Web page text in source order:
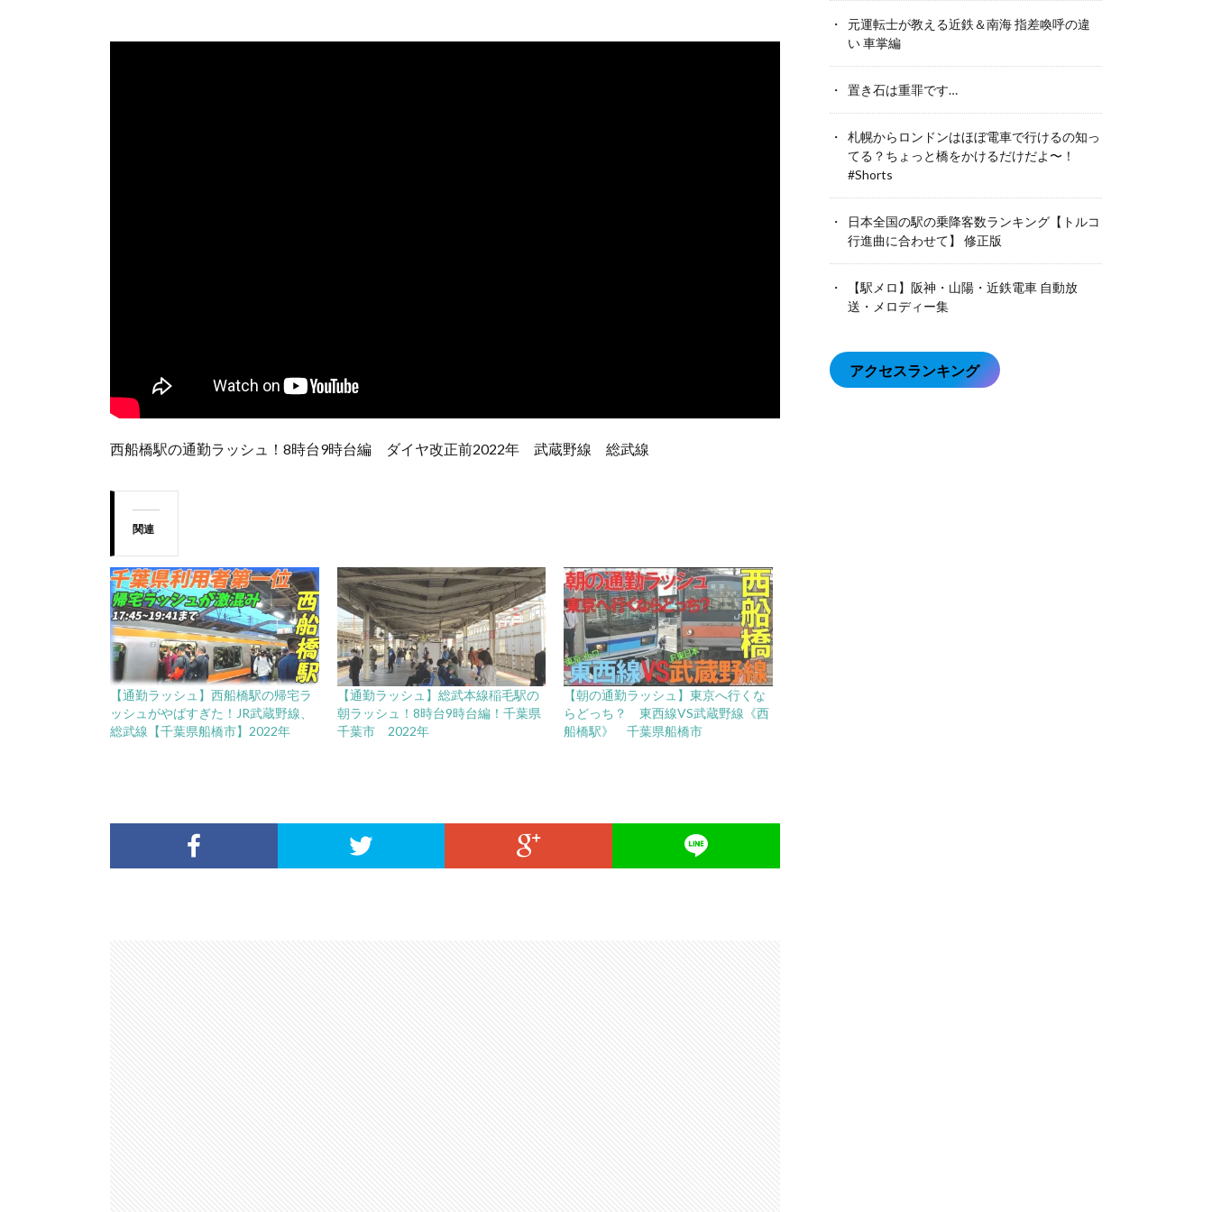
西船橋駅の通勤ラッシュ！8時台9時台編 ダイヤ改正前2022年 武蔵野線 総武線
関連
【通勤ラッシュ】西船橋駅の帰宅ラ
ッシュがやばすぎた！JR武蔵野線、
総武線【千葉県船橋市】2022年
【通勤ラッシュ】総武本線稲毛駅の
朝ラッシュ！8時台9時台編！千葉県
千葉市 2022年
【朝の通勤ラッシュ】東京へ行くな
らどっち？ 東西線VS武蔵野線《西
船橋駅》 千葉県船橋市
元運転士が教える近鉄＆南海 指差喚呼の違
い 車掌編
置き石は重罪です…
札幌からロンドンはほぼ電車で行けるの知っ
てる？ちょっと橋をかけるだけだよ〜！
#Shorts
日本全国の駅の乗降客数ランキング【トルコ
行進曲に合わせて】 修正版
【駅メロ】阪神・山陽・近鉄電車 自動放
送・メロディー集
アクセスランキング